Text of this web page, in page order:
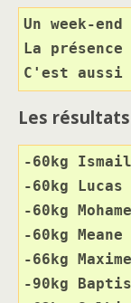
Un week-
La
C'est aussi
Les
-60kg Ismail
-60kg Lucas
-60kg
-60kg Meane
-66kg
-90kg